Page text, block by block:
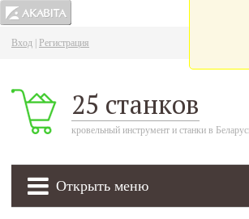
Вход Регистрация
25 станков
кровельный инструмент и станки в
Открыть меню